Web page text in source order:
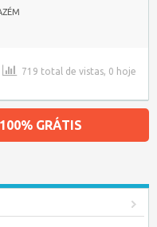
719 total de vistas, 0 hoje
GRÁTIS